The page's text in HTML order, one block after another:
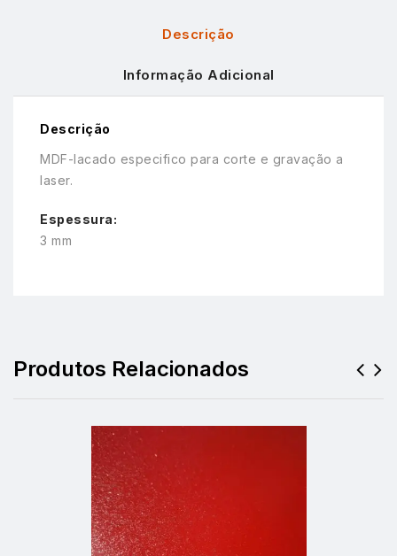
Descrição
Informação Adicional
Descrição
MDF-lacado especifico para corte e gravação a
laser.
Espessura:
3 mm
Produtos Relacionados